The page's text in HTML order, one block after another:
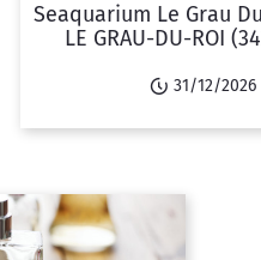
Seaquarium Le Grau
LE GRAU-DU-ROI
31/12/2026